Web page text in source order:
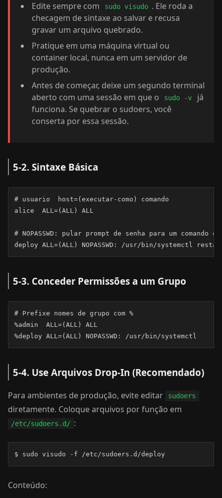
Edite sempre com
sudo visudo . Ele roda a
checagem de sintaxe ao salvar e recusa
gravar um arquivo quebrado.
Pratique em uma máquina virtual ou
container local, nunca em um servidor de
produção.
Antes de começar, deixe um segundo terminal
aberto com uma sessão em que o
sudo -v
já
funciona. Se quebrar o sudoers, você
conserta por essa sessão.
5-2. Sintaxe Básica
# usuario  host=(executar-como) comando
alice  ALL=(ALL) ALL
# NOPASSWD: pular prompt de senha para um comando
deploy ALL=(ALL) NOPASSWD: /usr/bin/systemctl
5-3. Conceder Permissões a um Grupo
# Prefixe nomes de grupo com %
%admin  ALL=(ALL) ALL
%deploy ALL=(ALL) NOPASSWD: /usr/bin/systemctl
5-4. Use Arquivos Drop-In (Recomendado)
Para ambientes de produção, evite editar sudoers
diretamente. Coloque arquivos por função em
/etc/sudoers.d/ :
$ sudo visudo -f /etc/sudoers.d/deploy
Conteúdo: